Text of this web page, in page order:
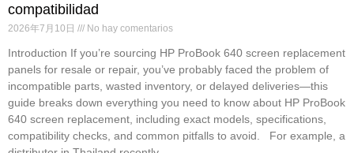
compatibilidad
2026年7月10日 No hay comentarios
Introduction If you’re sourcing HP ProBook 640 screen replacement
panels for resale or repair, you’ve probably faced the problem of
incompatible parts, wasted inventory, or delayed deliveries—this
guide breaks down everything you need to know about HP ProBook
640 screen replacement, including exact models, specifications,
compatibility checks, and common pitfalls to avoid. For example, a